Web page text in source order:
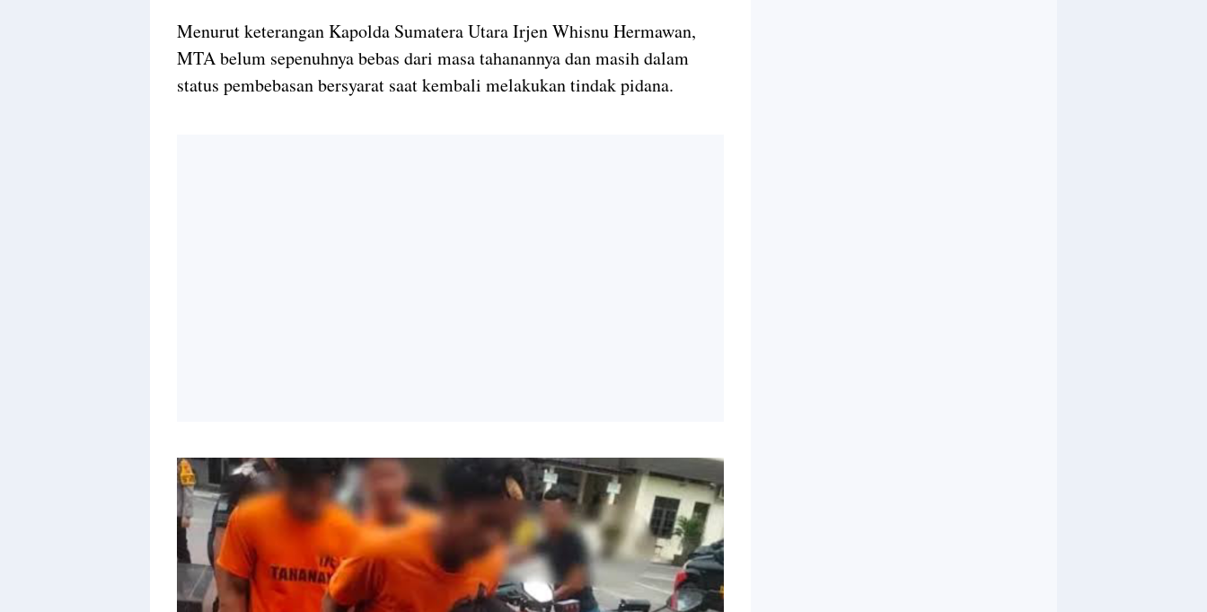
Menurut keterangan Kapolda Sumatera Utara Irjen Whisnu Hermawan,
MTA belum sepenuhnya bebas dari masa tahanannya dan masih dalam
status pembebasan bersyarat saat kembali melakukan tindak pidana.